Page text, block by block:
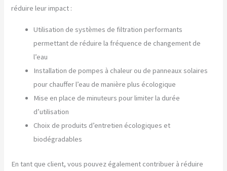
réduire leur impact :
Utilisation de systèmes de filtration performants
permettant de réduire la fréquence de changement de
l’eau
Installation de pompes à chaleur ou de panneaux solaires
pour chauffer l’eau de manière plus écologique
Mise en place de minuteurs pour limiter la durée
d’utilisation
Choix de produits d’entretien écologiques et
biodégradables
En tant que client, vous pouvez également contribuer à réduire